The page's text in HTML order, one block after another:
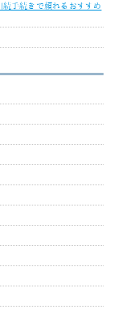
手続きで頼れるおすすめ